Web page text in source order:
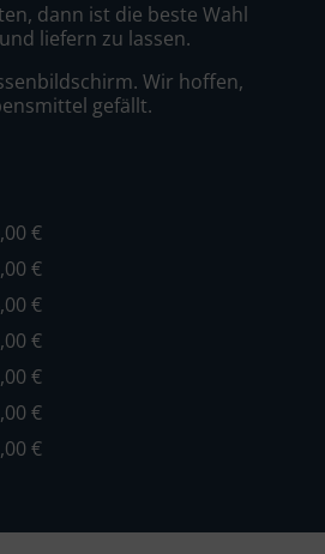
dann ist die beste Wahl
liefern zu lassen.
Wir hoffen,
gefällt.
€
€
€
€
€
€
€